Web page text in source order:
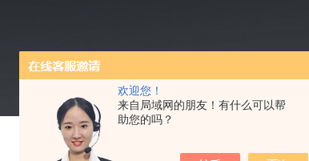
欢迎您！
来自局域网的朋友！有什么可以帮
助您的吗？
我的位置：首页>产品中心>